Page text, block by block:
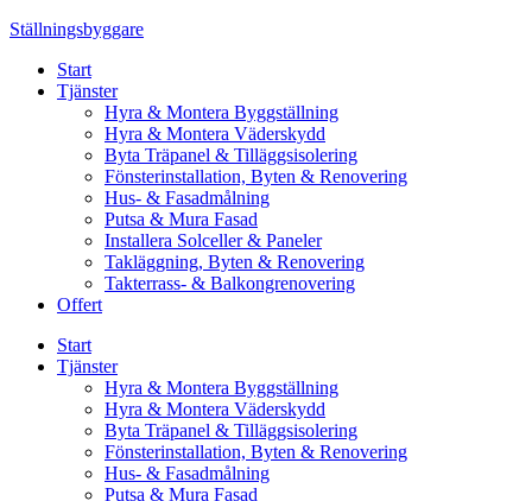
Skip
content
Ställningsbyggare
Start
Tjänster
Hyra & Montera Byggställning
Hyra & Montera Väderskydd
Byta Träpanel & Tilläggsisolering
Fönsterinstallation, Byten & Renovering
Hus- & Fasadmålning
Putsa & Mura Fasad
Installera Solceller & Paneler
Takläggning, Byten & Renovering
Takterrass- & Balkongrenovering
Offert
Start
Tjänster
Hyra & Montera Byggställning
Hyra & Montera Väderskydd
Byta Träpanel & Tilläggsisolering
Fönsterinstallation, Byten & Renovering
Hus- & Fasadmålning
Putsa & Mura Fasad